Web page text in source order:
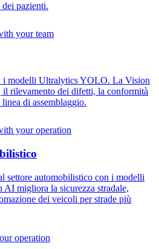
pazienti.
i modelli Ultralytics YOLO. La Vision
rilevamento dei difetti, la conformità
di assemblaggio.
settore automobilistico con i modelli
migliora la sicurezza stradale,
dei veicoli per strade più